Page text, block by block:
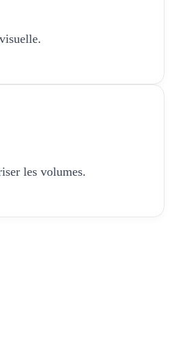
les volumes.